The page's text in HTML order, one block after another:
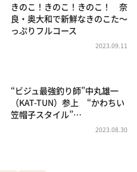
きのこ！きのこ！きのこ！ 奈
良・奥大和で新鮮なきのこた～
っぷりフルコース
2023.09.11
“ビジュ最強釣り師”中丸雄一
（KAT-TUN）参上 “かわちい
笠帽子スタイル”…
2023.08.30